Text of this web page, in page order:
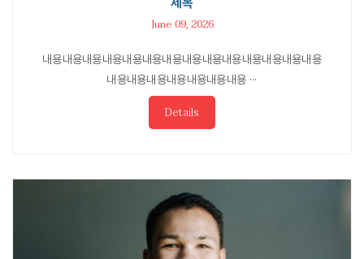
June 09, 2026
내용내용내용내용내용내용내용내용내용내용내용내용내용내용
내용내용내용내용내용내용내용 ···
Details